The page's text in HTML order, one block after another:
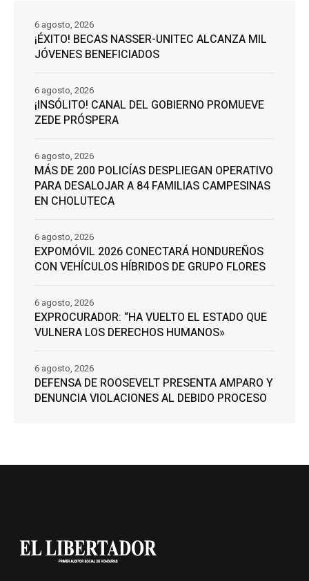
¡ÉXITO! BECAS NASSER-UNITEC ALCANZA MIL
JÓVENES BENEFICIADOS
6 agosto, 2026
¡INSÓLITO! CANAL DEL GOBIERNO PROMUEVE
ZEDE PRÓSPERA
6 agosto, 2026
MÁS DE 200 POLICÍAS DESPLIEGAN OPERATIVO
PARA DESALOJAR A 84 FAMILIAS CAMPESINAS
EN CHOLUTECA
6 agosto, 2026
EXPOMÓVIL 2026 CONECTARÁ HONDUREÑOS
CON VEHÍCULOS HÍBRIDOS DE GRUPO FLORES
6 agosto, 2026
EXPROCURADOR: “HA VUELTO EL ESTADO QUE
VULNERA LOS DERECHOS HUMANOS»
6 agosto, 2026
DEFENSA DE ROOSEVELT PRESENTA AMPARO Y
DENUNCIA VIOLACIONES AL DEBIDO PROCESO
6 agosto, 2026